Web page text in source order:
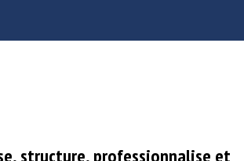
structure, professionnalise et